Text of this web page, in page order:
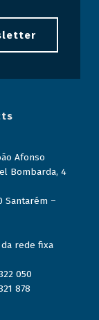
Afonso
Bombarda, 4
Santarém –
da rede fixa
050
878